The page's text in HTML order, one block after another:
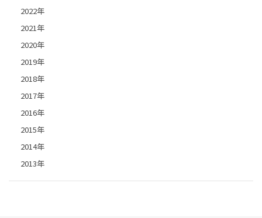
2022年
2021年
2020年
2019年
2018年
2017年
2016年
2015年
2014年
2013年